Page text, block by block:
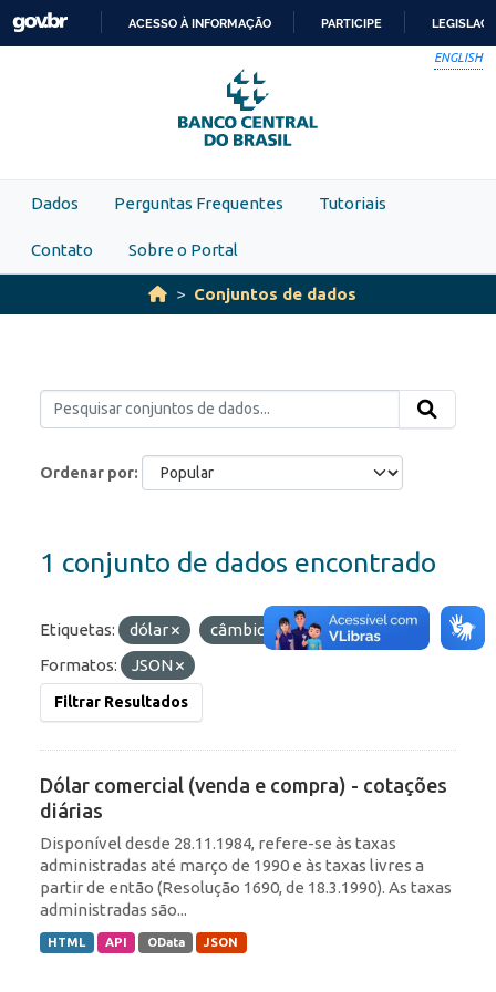
Skip to main content
PARA
O
CONTEÚDO
ACESSO À INFORMAÇÃO PARTICIPE
ENGLISH
Dados Perguntas Frequentes Tutoriais
Contato Sobre o Portal
Conjuntos de dados
Ordenar por
1 conjunto de dados encontrado
Etiquetas: dólar câmbio
cotações
Formatos:
JSON
Filtrar Resultados
Dólar comercial (venda e compra) - cotações
diárias
Disponível desde 28.11.1984, refere-se às taxas
administradas até março de 1990 e às taxas livres a
partir de então (Resolução 1690, de 18.3.1990). As taxas
administradas são...
HTML API OData JSON